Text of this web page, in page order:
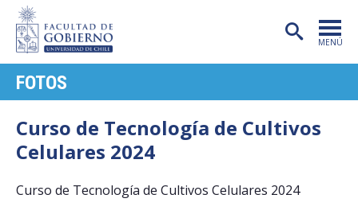
MENÚ
CARRERAS
POSTGRADO
FOTOS
Curso de Tecnología de Cultivos
Celulares 2024
Curso de Tecnología de Cultivos Celulares 2024